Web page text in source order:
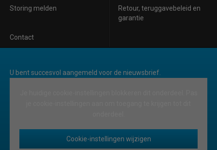
Storing melden
Retour, teruggavebeleid en
garantie
Contact
U bent succesvol aangemeld voor de nieuwsbrief.
Cookie-instellingen wijzigen